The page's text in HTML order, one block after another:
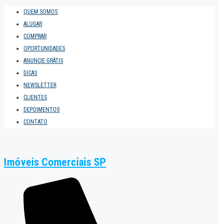
QUEM SOMOS
ALUGAR
COMPRAR
OPORTUNIDADES
ANUNCIE GRÁTIS
DICAS
NEWSLETTER
CLIENTES
DEPOIMENTOS
CONTATO
Imóveis Comerciais SP